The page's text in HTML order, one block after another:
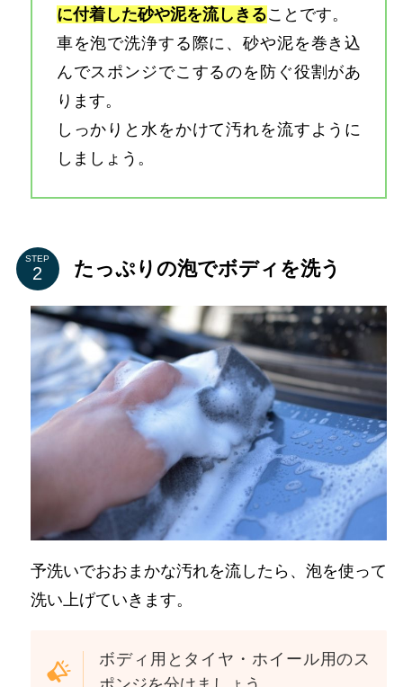
に付着した砂や泥を流しきることです。
車を泡で洗浄する際に、砂や泥を巻き込
んでスポンジでこするのを防ぐ役割があ
ります。
しっかりと水をかけて汚れを流すように
しましょう。
STEP たっぷりの泡でボディを洗う
予洗いでおおまかな汚れを流したら、泡を使って
洗い上げていきます。
ボディ用とタイヤ・ホイール用のス